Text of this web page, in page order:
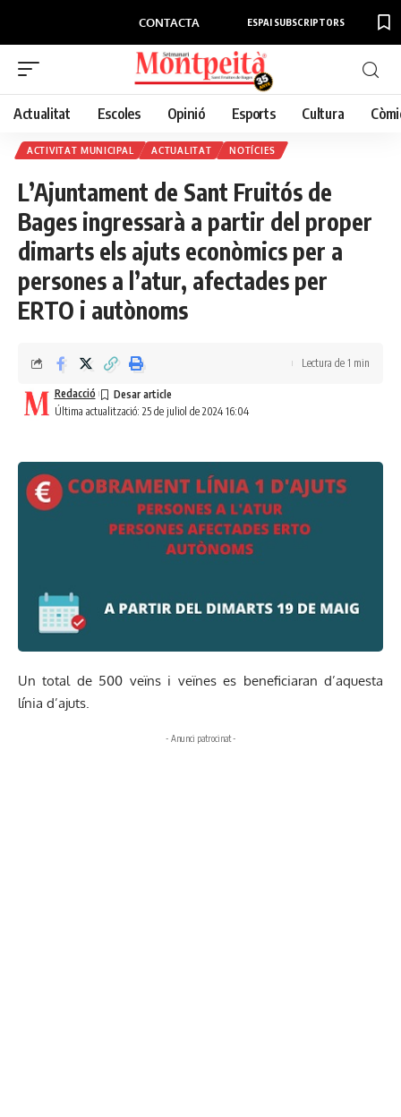
CONTACTA ESPAI SUBSCRIPTORS
Actualitat Escoles Opinió Esports Cultura
ACTIVITAT MUNICIPAL ACTUALITAT NOTÍCIES
L’Ajuntament de Sant Fruitós de
Bages ingressarà a partir del proper
dimarts els ajuts econòmics per a
persones a l’atur, afectades per
ERTO i autònoms
Última actualització: 25 de juliol de 2024 16:04
Redacció
Lectura de 1 min
Un total de 500 veïns i veïnes es beneficiaran d’aquesta
línia d’ajuts.
- Anunci patrocinat -